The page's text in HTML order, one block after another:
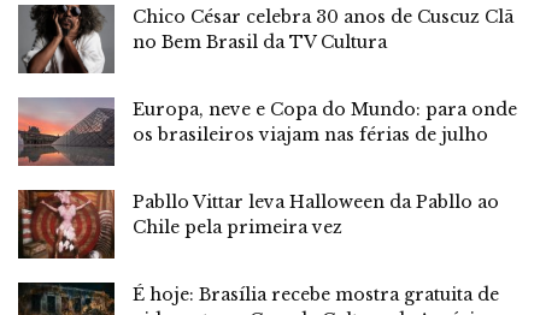
Chico César celebra 30 anos de Cuscuz Clã
no Bem Brasil da TV Cultura
Europa, neve e Copa do Mundo: para onde
os brasileiros viajam nas férias de julho
Pabllo Vittar leva Halloween da Pabllo ao
Chile pela primeira vez
É hoje: Brasília recebe mostra gratuita de